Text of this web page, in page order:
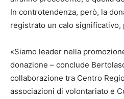
In controtendenza, però, la
registrato un calo significativo,
«Siamo leader nella
donazione – conclude
collaborazione tra Centro
associazioni di volontariato e